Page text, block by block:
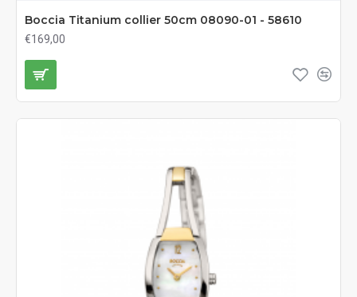
Boccia Titanium collier 50cm 08090-01 - 58610
€169,00